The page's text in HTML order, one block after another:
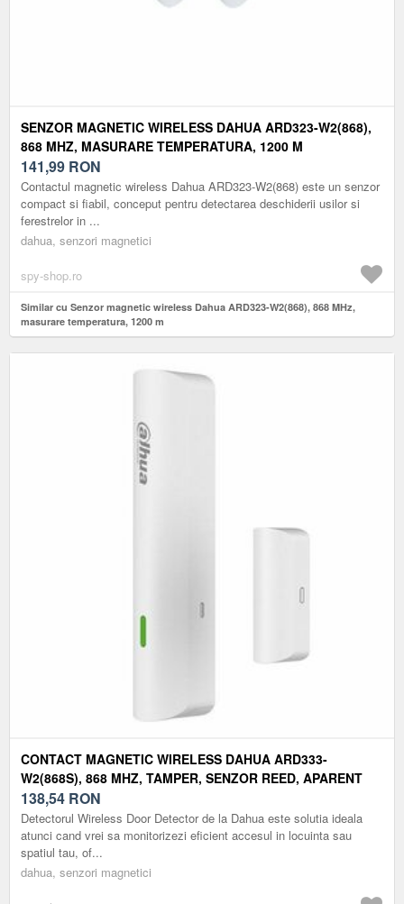
SENZOR MAGNETIC WIRELESS DAHUA ARD323-W2(868),
868 MHZ, MASURARE TEMPERATURA, 1200 M
141,99 RON
Contactul magnetic wireless Dahua ARD323-W2(868) este un senzor
compact si fiabil, conceput pentru detectarea deschiderii usilor si
ferestrelor in ...
dahua, senzori magnetici
spy-shop.ro
Similar cu Senzor magnetic wireless Dahua ARD323-W2(868), 868 MHz,
masurare temperatura, 1200 m
CONTACT MAGNETIC WIRELESS DAHUA ARD333-
W2(868S), 868 MHZ, TAMPER, SENZOR REED, APARENT
138,54 RON
Detectorul Wireless Door Detector de la Dahua este solutia ideala
atunci cand vrei sa monitorizezi eficient accesul in locuinta sau
spatiul tau, of...
dahua, senzori magnetici